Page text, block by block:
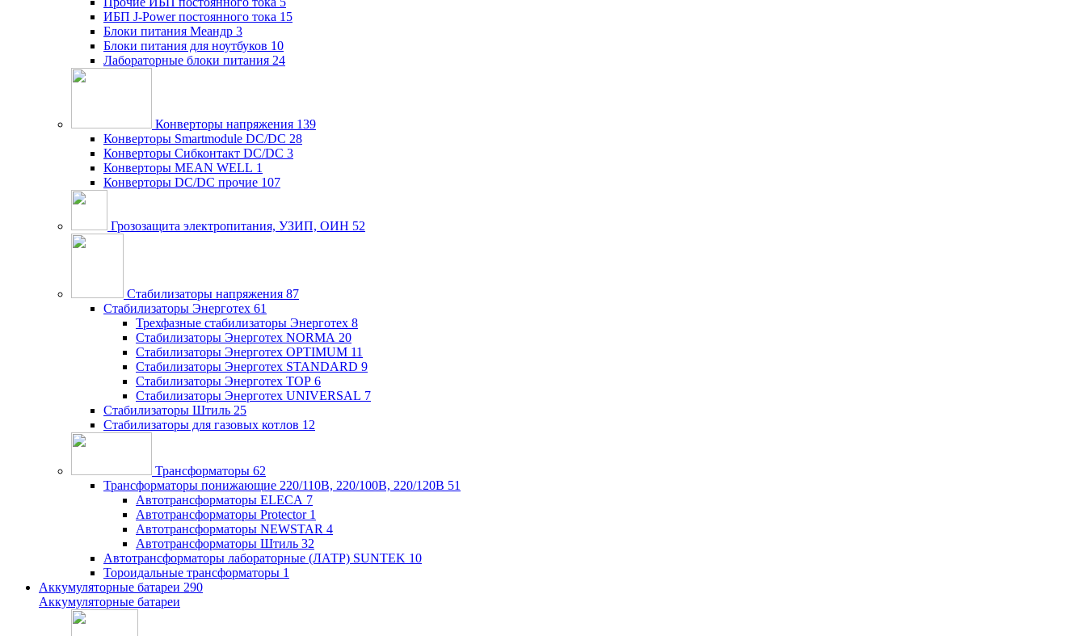
ИБП J-Power постоянного тока 15
Блоки питания Меандр 3
Блоки питания для ноутбуков 10
Лабораторные блоки питания 24
Конверторы напряжения 139
Конверторы Smartmodule DC/DC 28
Конверторы Сибконтакт DC/DC 3
Конверторы MEAN WELL 1
Конверторы DC/DC прочие 107
Грозозащита электропитания, УЗИП, ОИН 52
Стабилизаторы напряжения 87
Стабилизаторы Энерготех 61
Трехфазные стабилизаторы Энерготех 8
Стабилизаторы Энерготех NORMA 20
Стабилизаторы Энерготех OPTIMUM 11
Стабилизаторы Энерготех STANDARD 9
Стабилизаторы Энерготех TOP 6
Стабилизаторы Энерготех UNIVERSAL 7
Стабилизаторы Штиль 25
Стабилизаторы для газовых котлов 12
Трансформаторы 62
Трансформаторы понижающие 220/110В, 220/100В, 220/120В 51
Автотрансформаторы ELECA 7
Автотрансформаторы Protector 1
Автотрансформаторы NEWSTAR 4
Автотрансформаторы Штиль 32
Автотрансформаторы лабораторные (ЛАТР) SUNTEK 10
Тороидальные трансформаторы 1
Аккумуляторные батареи 290
Аккумуляторные батареи